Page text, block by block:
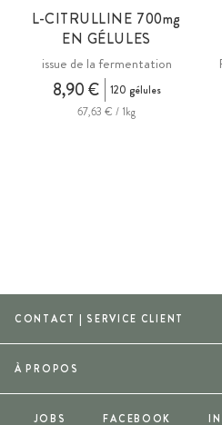
L-CITRULLINE 700mg
EN GÉLULES
issue de la fermentation
8,90 €
120 gélules
67,63 € / 1kg
CONTACT | SERVICE CLIENT
À PROPOS
JOBS FACEBOOK